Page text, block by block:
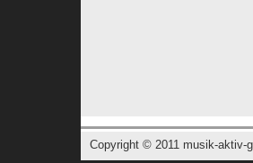
Copyright © 2011 musik-aktiv-